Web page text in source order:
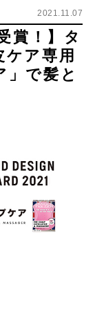
2021.11.07
賞！】タ
ア専用
」で髪と